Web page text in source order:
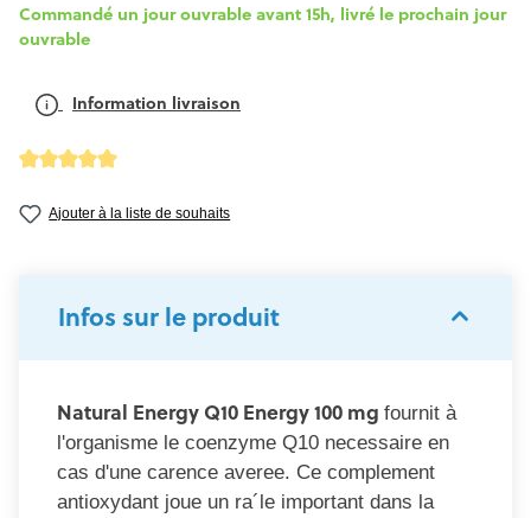
Commandé un jour ouvrable avant 15h, livré le prochain jour
ouvrable
Information livraison
Ajouter à la liste de souhaits
Infos sur le produit
Natural Energy Q10 Energy 100 mg fournit à
l'organisme le coenzyme Q10 necessaire en
cas d'une carence averee. Ce complement
antioxydant joue un ra´le important dans la